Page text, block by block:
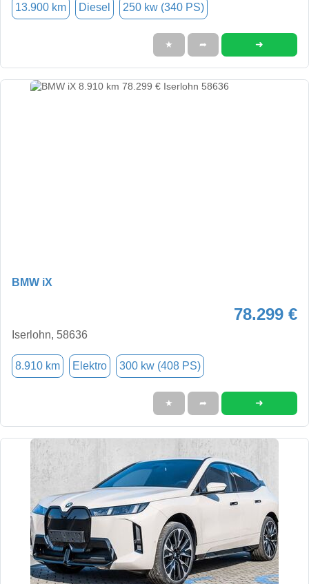
13.900 km Diesel 250 kw (340 PS)
★ ➦ ➜
BMW iX
78.299 €
Iserlohn, 58636
8.910 km Elektro 300 kw (408 PS)
★ ➦ ➜